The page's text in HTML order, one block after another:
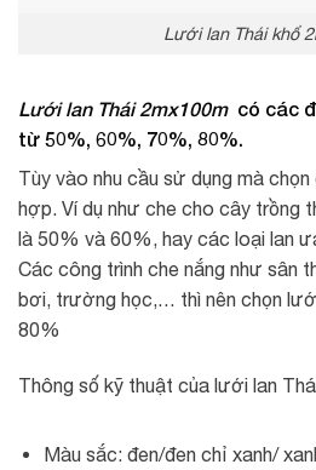
Lưới lan Thái khổ
Lưới lan Thái 2mx100m có các
từ 50%, 60%, 70%, 80%.
Tùy vào nhu cầu sử dụng mà
hợp. Ví dụ như che cho cây trồng
là 50% và 60%, hay các loại lan
Các công trình che nắng như sân
bơi, trường học,… thì nên chọn
80%
Thông số kỹ thuật của lưới lan
Màu sắc: đen/đen chỉ xanh/